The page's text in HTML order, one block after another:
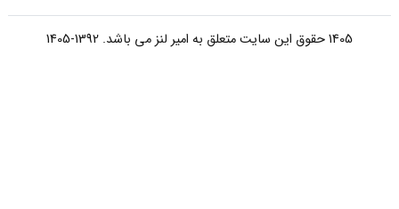
1405 حقوق این سایت متعلق به امیر لنز می باشد. 1392-1405